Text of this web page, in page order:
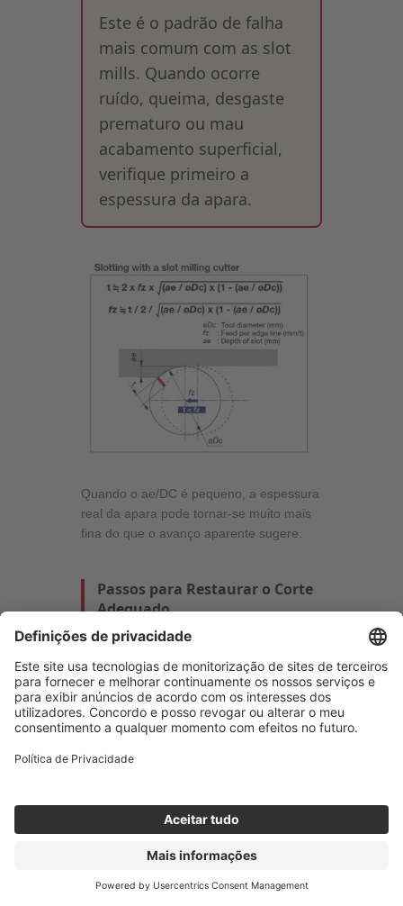
Este é o padrão de falha
mais comum com as slot
mills. Quando ocorre
ruído, queima, desgaste
prematuro ou mau
acabamento superficial,
verifique primeiro a
espessura da apara.
Quando o ae/DC é pequeno, a espessura
real da apara pode tornar-se muito mais
fina do que o avanço aparente sugere.
Passos para Restaurar o Corte
Adequado
Verifique se
uma espessura de apara
suficientepara a relação
ae/DC
Aumente o
Se necessário,reduza o
aumentar o trabalho
realizado por cada dente